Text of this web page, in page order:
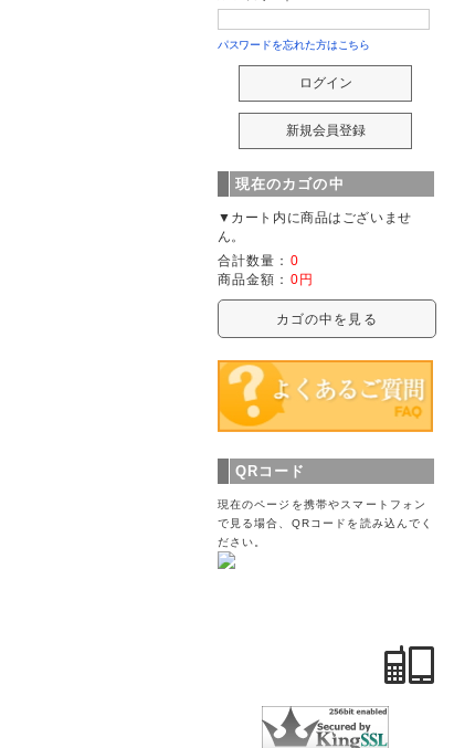
パスワードを忘れた方はこちら
現在のカゴの中
▼カート内に商品はございませ
ん。
合計数量： 0
商品金額： 0円
カゴの中を見る
QRコード
現在のページを携帯やスマートフォン
で見る場合、QRコードを読み込んでく
ださい。